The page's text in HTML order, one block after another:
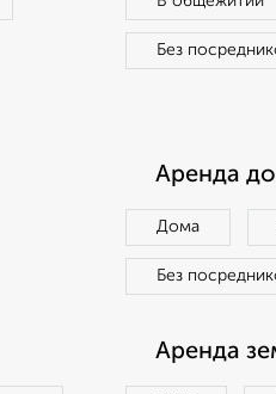
Без
Аренда
Дома
Без
Аренда